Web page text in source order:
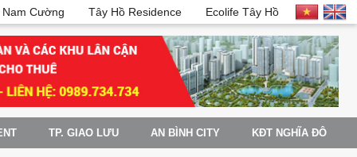
Nam Cường Tây Hồ Residence Ecolife Tây Hồ
TP. GIAO LƯU AN BÌNH CITY KĐT NGHĨA ĐÔ